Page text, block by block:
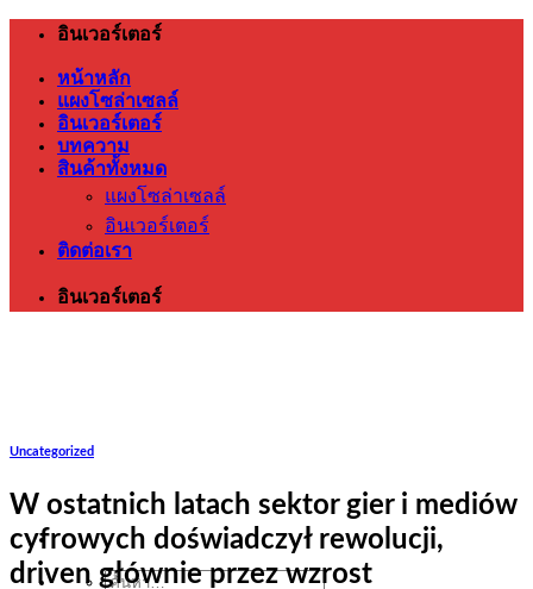
ข้าม
เนื้อหา
อินเวอร์เตอร์
หน้าหลัก
แผงโซล่าเซลล์
อินเวอร์เตอร์
บทความ
สินค้าทั้งหมด
แผงโซล่าเซลล์
อินเวอร์เตอร์
ติดต่อเรา
อินเวอร์เตอร์
ค้นหา:
Uncategorized
W ostatnich latach sektor gier i mediów
cyfrowych doświadczył rewolucji,
driven głównie przez wzrost